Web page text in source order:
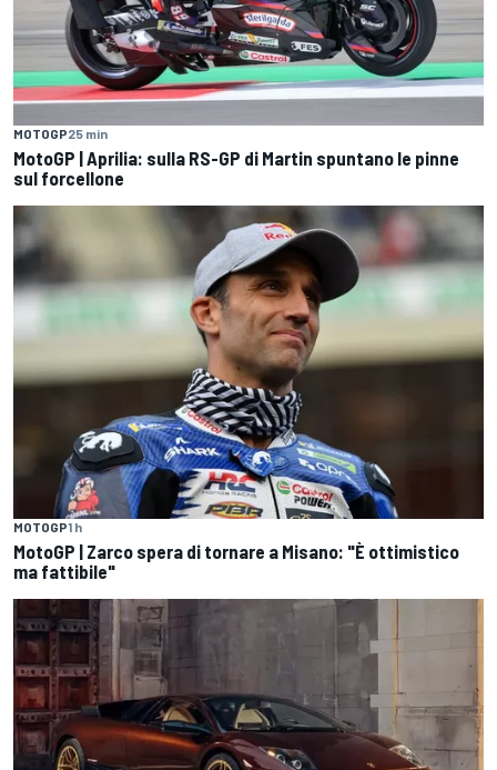
MOTOGP25 min
MotoGP | Aprilia: sulla RS-GP di Martin spuntano le pinne
sul forcellone
MOTOGP1 h
MotoGP | Zarco spera di tornare a Misano: "È ottimistico
ma fattibile"